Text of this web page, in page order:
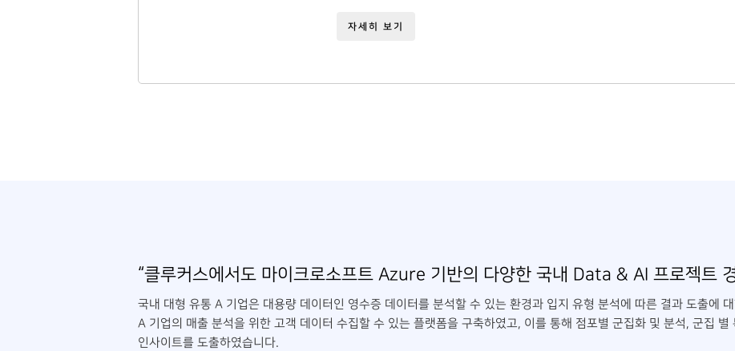
자세히 보기
“클루커스에서도 마이크로소프트 Azure 기반의 다양한 국내 Data & AI 프로젝트
국내 대형 유통 A 기업은 대용량 데이터인 영수증 데이터를 분석할 수 있는 환경과 입지 유형 분석에 따른 결과 도출에
A 기업의 매출 분석을 위한 고객 데이터 수집할 수 있는 플랫폼을 구축하였고, 이를 통해 점포별 군집화 및 분석, 군집 별
인사이트를 도출하였습니다.